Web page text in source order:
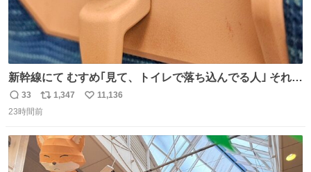
新幹線にて むすめ｢見て、トイレで落ち込んでる人｣ それに
しか見えなくなった どうしてくれるんだ
返
信
33
リ
ポ
ト
数
1,347
い
数
11,136
23時間前